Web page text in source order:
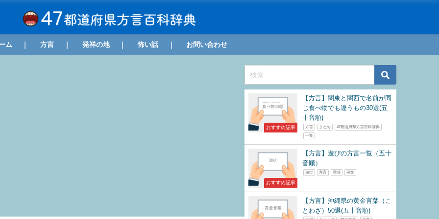
ム 方言 発祥の地 怖い話 お問い合わせ
おすすめ記事
【方言】関東と関西で名前が同
じ食べ物でも違うもの30選(五
十音順)
方言 まとめ
47都道府県方言百科辞典
一覧
おすすめ記事
【方言】遊びの方言一覧（五十
音順）
遊び 方言 意味 例文
【方言】沖縄県の黄金言葉（こ
とわざ）50選(五十音順)